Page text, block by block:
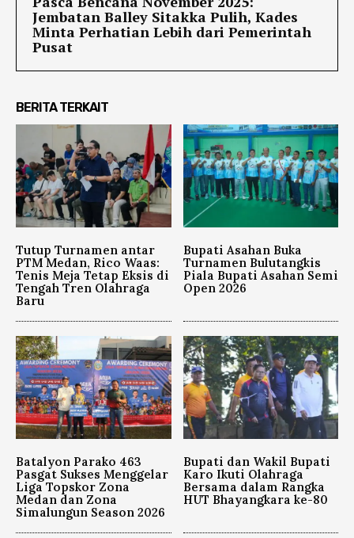
Jembatan Balley Sitakka Pulih, Kades
Minta Perhatian Lebih dari Pemerintah
Pusat
BERITA TERKAIT
Tutup Turnamen antar
PTM Medan, Rico Waas:
Tenis Meja Tetap Eksis di
Tengah Tren Olahraga
Baru
Bupati Asahan Buka
Turnamen Bulutangkis
Piala Bupati Asahan Semi
Open 2026
Batalyon Parako 463
Pasgat Sukses Menggelar
Liga Topskor Zona
Medan dan Zona
Simalungun Season 2026
Bupati dan Wakil Bupati
Karo Ikuti Olahraga
Bersama dalam Rangka
HUT Bhayangkara ke-80